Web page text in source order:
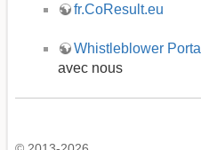
fr.CoResult.eu
Whistleblower Portal
avec nous